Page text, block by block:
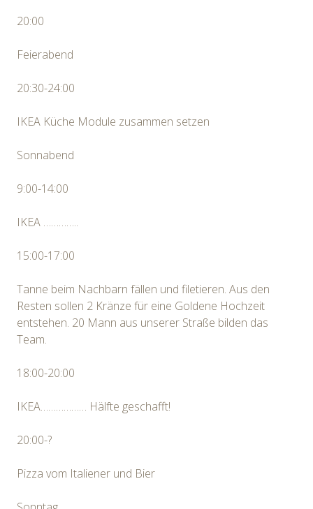
20:00
Feierabend
20:30-24:00
IKEA Küche Module zusammen setzen
Sonnabend
9:00-14:00
IKEA …………..
15:00-17:00
Tanne beim Nachbarn fällen und filetieren. Aus den
Resten sollen 2 Kränze für eine Goldene Hochzeit
entstehen. 20 Mann aus unserer Straße bilden das
Team.
18:00-20:00
IKEA……………… Hälfte geschafft!
20:00-?
Pizza vom Italiener und Bier